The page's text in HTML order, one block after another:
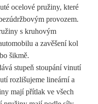
ocelové pružiny, které
provozem.
s kruhovým
a zavěšení kol
šikmě.
stupeň stoupání vinutí
rozlišujeme lineární a
mají přítlak ve všech